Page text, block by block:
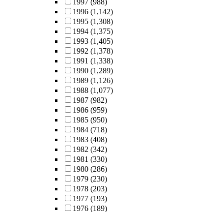
1997 (988)
1996 (1,142)
1995 (1,308)
1994 (1,375)
1993 (1,405)
1992 (1,378)
1991 (1,338)
1990 (1,289)
1989 (1,126)
1988 (1,077)
1987 (982)
1986 (959)
1985 (950)
1984 (718)
1983 (408)
1982 (342)
1981 (330)
1980 (286)
1979 (230)
1978 (203)
1977 (193)
1976 (189)